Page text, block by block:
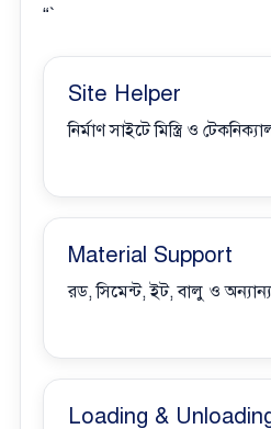
“`
Site Helper
নির্মাণ সাইটে মিস্ত্রি ও
Material Support
রড, সিমেন্ট, ইট, বালু ও অন্যান্য
Loading &